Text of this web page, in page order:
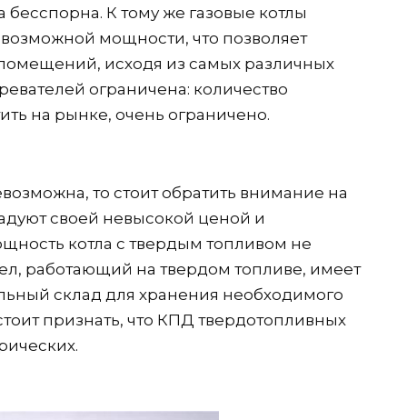
К тому же газовые котлы
мощности, что позволяет
исходя из самых различных
ограничена: количество
на рынке, очень ограничено.
то стоит обратить внимание на
своей невысокой ценой и
котла с твердым топливом не
работающий на твердом топливе, имеет
склад для хранения необходимого
признать, что КПД твердотопливных